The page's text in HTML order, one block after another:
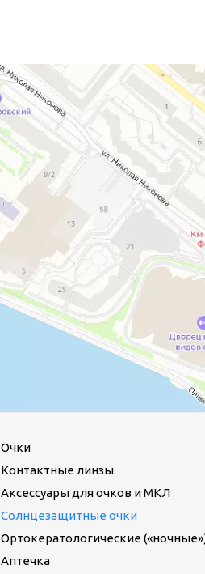
Очки
Контактные линзы
Аксессуары для очков и МКЛ
Солнцезащитные очки
Ортокератологические
Аптечка